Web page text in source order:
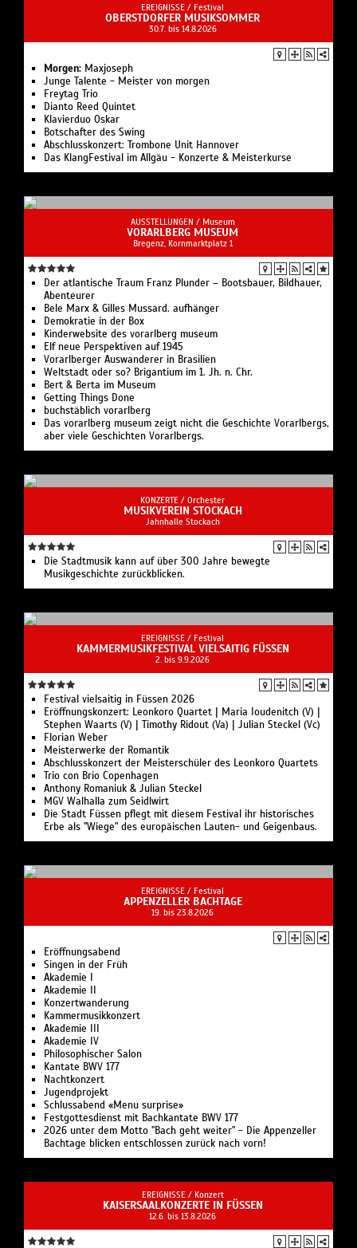
EREIGNISSE / Festival
OBERSTDORFER MUSIKSOMMER
30.7. bis 14.8.2026
Morgen: Maxjoseph
Junge Talente - Meister von morgen
Freytag Trio
Dianto Reed Quintet
Klavierduo Oskar
Botschafter des Swing
Abschlusskonzert: Trombone Unit Hannover
Das KlangFestival im Allgäu - Konzerte & Meisterkurse
AUSSTELLUNGEN / Museum
VORARLBERG MUSEUM
Bregenz, Kornmarktplatz 1
Der atlantische Traum Franz Plunder – Bootsbauer, Bildhauer,
Abenteurer
Bele Marx & Gilles Mussard. aufhänger
Demokratie in der Box
Kinderwebsite des vorarlberg museum
Elf neue Perspektiven auf 1945
Vorarlberger Auswanderer in Brasilien
Weltstadt oder so? Brigantium im 1. Jh. n. Chr.
Bert & Berta im Museum
Getting Things Done
buchstäblich vorarlberg
Das vorarlberg museum zeigt nicht die Geschichte Vorarlbergs,
aber viele Geschichten Vorarlbergs.
KONZERTE / Orchester
MUSIKVEREIN STOCKACH
Jahnhalle Stockach
Die Stadtmusik kann auf über 300 Jahre bewegte
Musikgeschichte zurückblicken.
EREIGNISSE / Festival
KAMMERMUSIKFESTIVAL VIELSAITIG FÜSSEN
2. bis 9.9.2026
Festival vielsaitig in Füssen 2026
Eröffnungskonzert: Leonkoro Quartet | Maria Ioudenitch (V) |
Stephen Waarts (V) | Timothy Ridout (Va) | Julian Steckel (Vc)
Florian Weber
Meisterwerke der Romantik
Abschlusskonzert der Meisterschüler des Leonkoro Quartets
Trio con Brio Copenhagen
Anthony Romaniuk & Julian Steckel
MGV Walhalla zum Seidlwirt
Die Stadt Füssen pflegt mit diesem Festival ihr historisches
Erbe als "Wiege" des europäischen Lauten- und Geigenbaus.
EREIGNISSE / Festival
APPENZELLER BACHTAGE
19. bis 23.8.2026
Eröffnungsabend
Singen in der Früh
Akademie I
Akademie II
Konzertwanderung
Kammermusikkonzert
Akademie III
Akademie IV
Philosophischer Salon
Kantate BWV 177
Nachtkonzert
Jugendprojekt
Schlussabend «Menu surprise»
Festgottesdienst mit Bachkantate BWV 177
2026 unter dem Motto "Bach geht weiter" - Die Appenzeller
Bachtage blicken entschlossen zurück nach vorn!
EREIGNISSE / Konzert
KAISERSAALKONZERTE IN FÜSSEN
12.6. bis 13.8.2026